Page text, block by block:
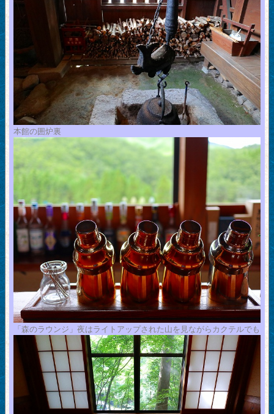
本館の囲炉裏
「森のラウンジ」夜はライトアップされた山を見ながらカクテルでも